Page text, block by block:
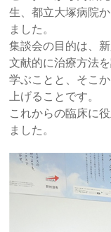
生、都立大塚病院
ました。
集談会の目的は、
文献的に治療方法
学ぶことと、そこ
上げることです。
これからの臨床に
ました。